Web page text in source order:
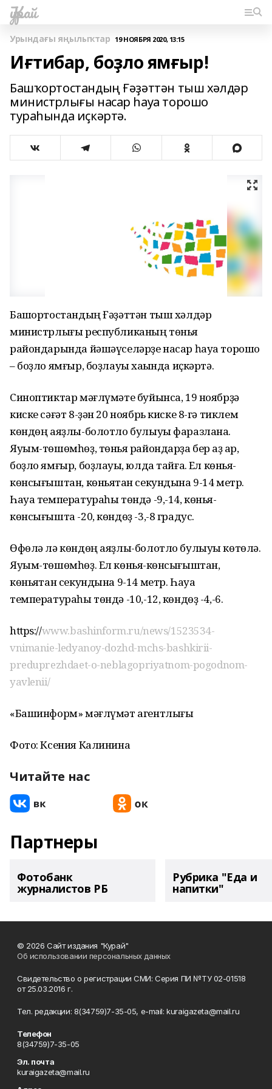
Ҡурай
Урындағы яңылыҡтар 19 НОЯБРЯ 2020, 13:15
Иғтибар, боҙло ямғыр!
Башҡортостандың Ғәҙәттән тыш хәлдәр
министрлығы насар һауа торошо
тураһында иҫкәртә.
Башҡортостандың Ғәҙәттән тыш хәлдәр
министрлығы республиканың төньяҡ
райондарында йәшәүселәрҙе насар һауа торошо
– боҙло ямғыр, боҙлауыҡ хаҡында иҫкәртә.
Синоптиктар мәғлүмәте буйынса, 19 ноябрҙә
киске сәғәт 8-ҙән 20 ноябрь киске 8-гә тиклем
көндөң аяҙлы-болотло булыуы фаразлана.
Яуым-төшөмһөҙ, төньяҡ райондарҙа бер аҙ ҡар,
боҙло ямғыр, боҙлауыҡ, юлда тайғаҡ. Ел көньяҡ-
көнсығыштан, көньяҡтан секундына 9-14 метр.
Һауа температураһы төндә -9,-14, көньяҡ-
көнсығышта -20, көндөҙ -3,-8 градус.
Өфөлә лә көндөң аяҙлы-болотло булыуы көтөлә.
Яуым-төшөмһөҙ. Ел көньяҡ-көнсығыштан,
көньяҡтан секундына 9-14 метр. Һауа
температураһы төндә -10,-12, көндөҙ -4,-6.
https://www.bashinform.ru/news/1523534-
vnimanie-ledyanoy-dozhd-mchs-bashkirii-
preduprezhdaet-o-neblagopriyatnom-pogodnom-
yavlenii/
«Башинформ» мәғлүмәт агентлығы
Фото: Ксения Калинина
Читайте нас
Партнеры
Фотобанк
журналистов РБ
Рубрика "Еда и
напитки"
© 2026 Сайт издания "Курай"
Об использовании персональных данных
Свидетельство о регистрации СМИ: Серия ПИ №ТУ 02-01518
от 25.03.2016 г.
Тел. редакции: 8(34759)7-35-05, e-mail: kuraigazeta@mail.ru
Телефон
8(34759)7-35-05
Эл. почта
kuraigazeta@mail.ru